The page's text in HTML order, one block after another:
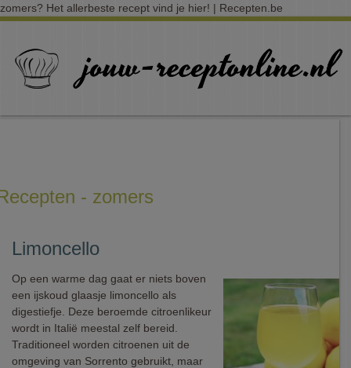
zomers? Het allerbeste recept vind je hier! | Recepten.be
- zomers
Limoncello
Op een warme dag gaat er niets boven
een ijskoud glaasje limoncello als
digestiefje. Deze beroemde citroenlikeur
wordt in Italië meestal zelf bereid.
Traditioneel worden citroenen uit de
omgeving van Sorrento gebruikt, maar